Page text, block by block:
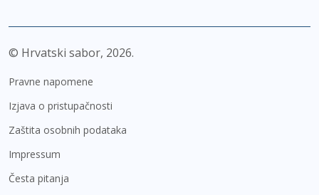
© Hrvatski sabor, 2026
Pravne napomene
Izjava o pristupačnosti
Zaštita osobnih podataka
Impressum
Česta pitanja